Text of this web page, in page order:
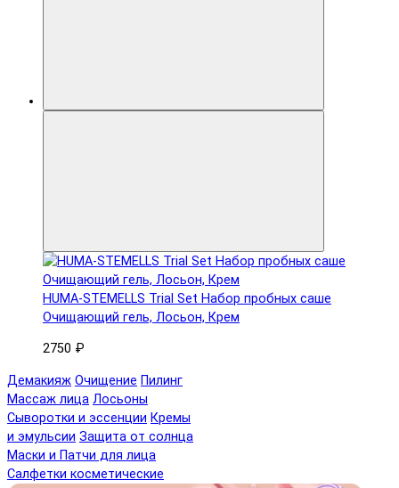
HUMA-STEMELLS Trial Set Набор пробных саше
Очищающий гель, Лосьон, Крем
2750 ₽
Демакияж Очищение Пилинг
Массаж лица Лосьоны
Сыворотки и эссенции Кремы
и эмульсии Защита от солнца
Маски и Патчи для лица
Салфетки косметические